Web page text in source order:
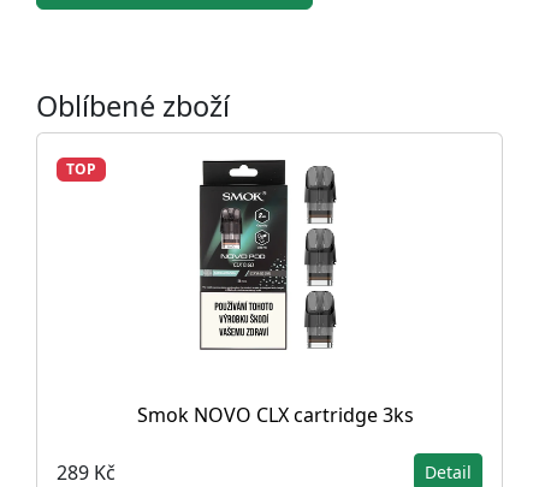
Oblíbené zboží
TOP
Smok NOVO CLX cartridge 3ks
289 Kč Detail